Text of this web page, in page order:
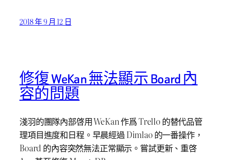
2018 年 9 月 12 日
修復 WeKan 無法顯示 Board 內
容的問題
淺羽的團隊內部啓用 WeKan 作爲 Trello 的替代品管
理項目進度和日程。早晨經過 Dimlao 的一番操作，
Board 的內容突然無法正常顯示。嘗試更新、重啓